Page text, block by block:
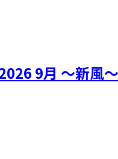
9月 ～新風～